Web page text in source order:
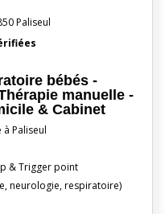
Paliseul
bébés -
manuelle -
& Cabinet
Paliseul
& Trigger point
neurologie, respiratoire)